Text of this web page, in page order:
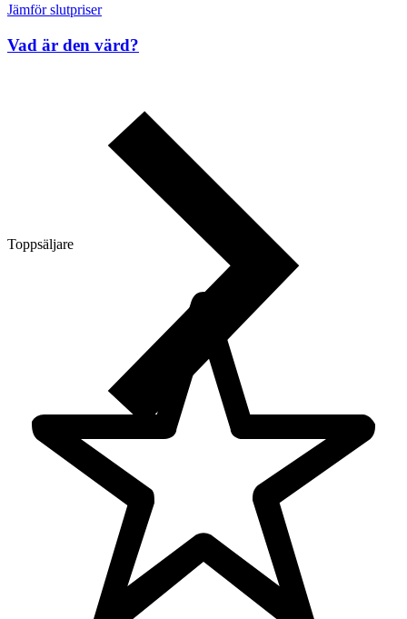
Toppsäljare
Jämför slutpriser
Vad är den värd?